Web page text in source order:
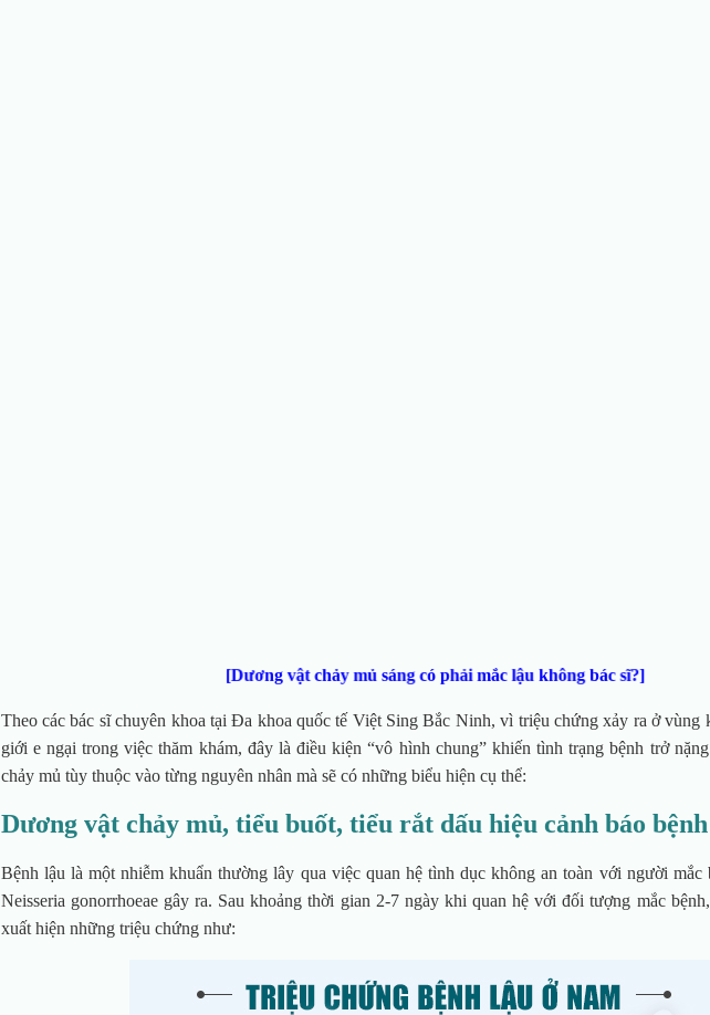
[Dương vật chảy mủ sáng có phải mắc lậu không bác sĩ?]
Theo các bác sĩ chuyên khoa tại Đa khoa quốc tế Việt Sing Bắc Ninh, vì triệu chứng xảy ra ở vùng
giới e ngại trong việc thăm khám, đây là điều kiện “vô hình chung” khiến tình trạng bệnh trở
chảy mủ tùy thuộc vào từng nguyên nhân mà sẽ có những biểu hiện cụ thể:
Dương vật chảy mủ, tiểu buốt, tiểu rắt dấu hiệu cảnh báo
Bệnh lậu là một nhiễm khuẩn thường lây qua việc quan hệ tình dục không an toàn với người mắc
Neisseria gonorrhoeae gây ra. Sau khoảng thời gian 2-7 ngày khi quan hệ với đối tượng mắc
xuất hiện những triệu chứng như: